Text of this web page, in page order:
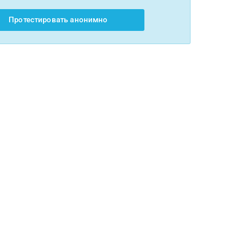
Протестировать анонимно